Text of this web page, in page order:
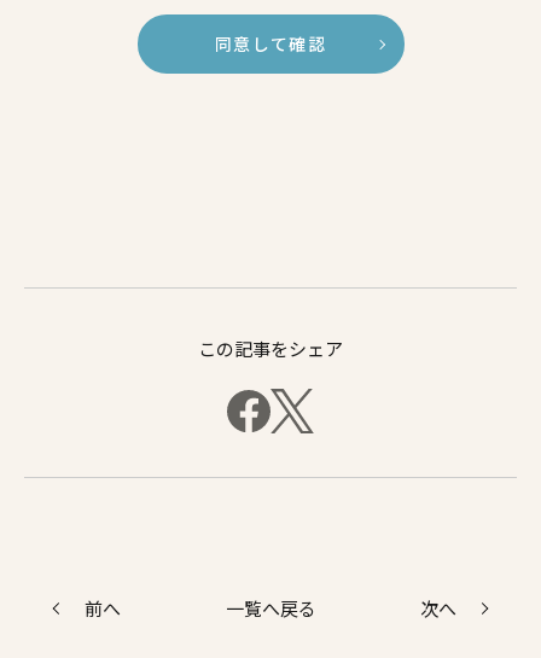
同意して確認
この記事をシェア
前へ 一覧へ戻る 次へ